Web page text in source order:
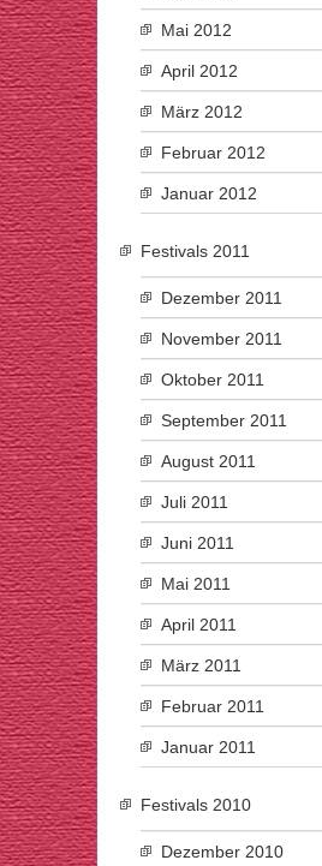
Mai 2012
April 2012
März 2012
Februar 2012
Januar 2012
Festivals 2011
Dezember 2011
November 2011
Oktober 2011
September 2011
August 2011
Juli 2011
Juni 2011
Mai 2011
April 2011
März 2011
Februar 2011
Januar 2011
Festivals 2010
Dezember 2010